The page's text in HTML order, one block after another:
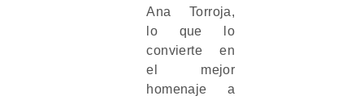
Ana Torroja,
lo que lo
convierte en
el mejor
homenaje a